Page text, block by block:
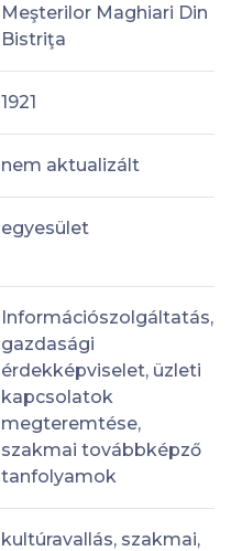
Meşterilor Maghiari Din
Bistriţa
1921
nem aktualizált
egyesület
Információszolgáltatás,
gazdasági
érdekképviselet, üzleti
kapcsolatok
megteremtése,
szakmai továbbképző
tanfolyamok
kultúravallás, szakmai,